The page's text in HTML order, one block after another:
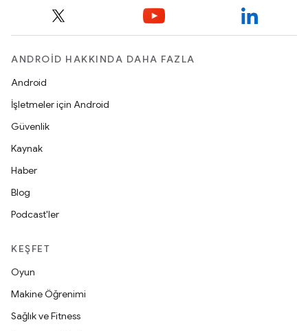
ANDROID HAKKINDA DAHA FAZLA
Android
İşletmeler için Android
Güvenlik
Kaynak
Haber
Blog
Podcast'ler
KEŞFET
Oyun
Makine Öğrenimi
Sağlık ve Fitness